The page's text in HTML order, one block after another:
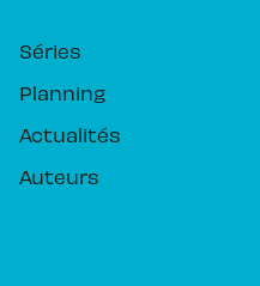
Séries
Planning
Actualités
Auteurs